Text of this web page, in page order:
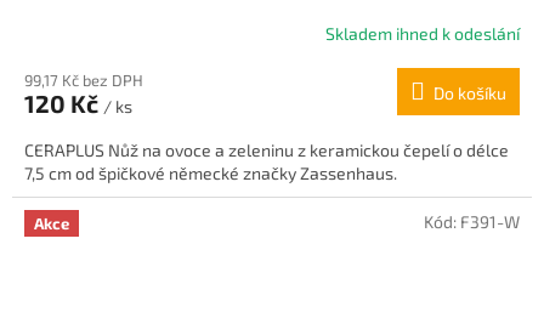
Skladem ihned k odeslání
99,17 Kč bez DPH
120 Kč / ks
Do košíku
CERAPLUS Nůž na ovoce a zeleninu z keramickou čepelí o délce
7,5 cm od špičkové německé značky Zassenhaus.
Akce Kód: F391-W